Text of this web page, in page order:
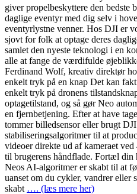
giver propelbeskyttere den bedste
daglige eventyr med dig selv i
eventyrlystne venner. Hos DJI er
sjovt for folk at optage deres
samlet den nyeste teknologi i en
alle at fange de værdifulde
Ferdinand Wolf, kreativ direktør
enkelt tryk på en knap Det kan
enkelt tryk på dronens
optagetilstand, og så gør Neo
en fjernbetjening. Efter at have
tommer billedsensor eller brugt
stabiliseringsalgoritmer til at
videoer direkte ud af kameraet
til brugerens håndflade. Fortæl
Neos AI-algoritmer er skabt til at
uanset om du cykler, vandrer eller
skabt …. (læs mere her)